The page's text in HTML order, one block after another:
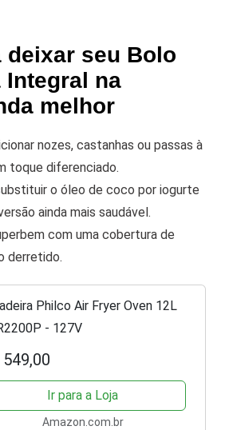
deixar seu Bolo
Integral na
melhor
nozes, castanhas ou passas à
toque diferenciado.
o óleo de coco por iogurte
ainda mais saudável.
com uma cobertura de
derretido.
Philco Air Fryer Oven 12L
- 127V
549,00
Ir para a Loja
Amazon.com.br